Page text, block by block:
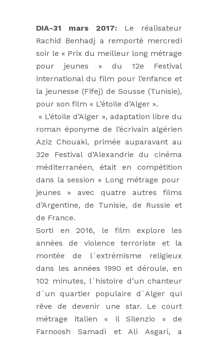
DIA-31 mars 2017: Le réalisateur
Rachid Benhadj a remporté mercredi
soir le « Prix du meilleur long métrage
pour jeunes » du 12e Festival
international du film pour l’enfance et
la jeunesse (Fifej) de Sousse (Tunisie),
pour son film « L’étoile d’Alger ».
« L’étoile d’Alger », adaptation libre du
roman éponyme de l’écrivain algérien
Aziz Chouaki, primée auparavant au
32e Festival d’Alexandrie du cinéma
méditerranéen, était en compétition
dans la session « Long métrage pour
jeunes » avec quatre autres films
d’Argentine, de Tunisie, de Russie et
de France.
Sorti en 2016, le film explore les
années de violence terroriste et la
montée de l`extrémisme religieux
dans les années 1990 et déroule, en
102 minutes, l`histoire d’un chanteur
d`un quartier populaire d`Alger qui
rêve de devenir une star. Le court
métrage italien « il Silenzio » de
Farnoosh Samadi et Ali Asgari, a